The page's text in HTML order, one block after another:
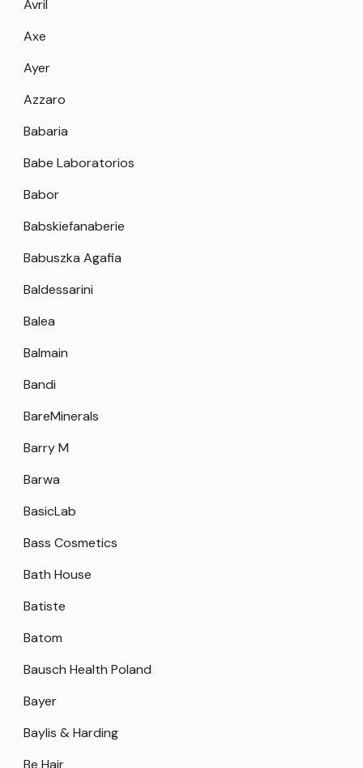
Avril
Axe
Ayer
Azzaro
Babaria
Babe Laboratorios
Babor
Babskiefanaberie
Babuszka Agafia
Baldessarini
Balea
Balmain
Bandi
BareMinerals
Barry M
Barwa
BasicLab
Bass Cosmetics
Bath House
Batiste
Batom
Bausch Health Poland
Bayer
Baylis & Harding
Be Hair